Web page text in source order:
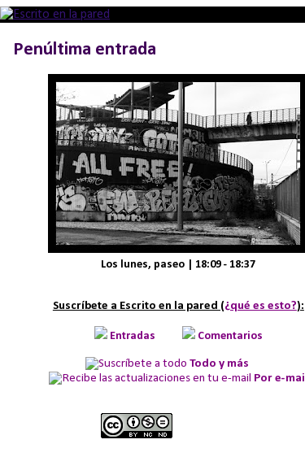
Penúltima entrada
Los lunes, paseo | 18:09 - 18:37
Suscríbete a Escrito en la pared (¿qué es esto?):
Entradas Comentarios
Todo y más
Por e-mail